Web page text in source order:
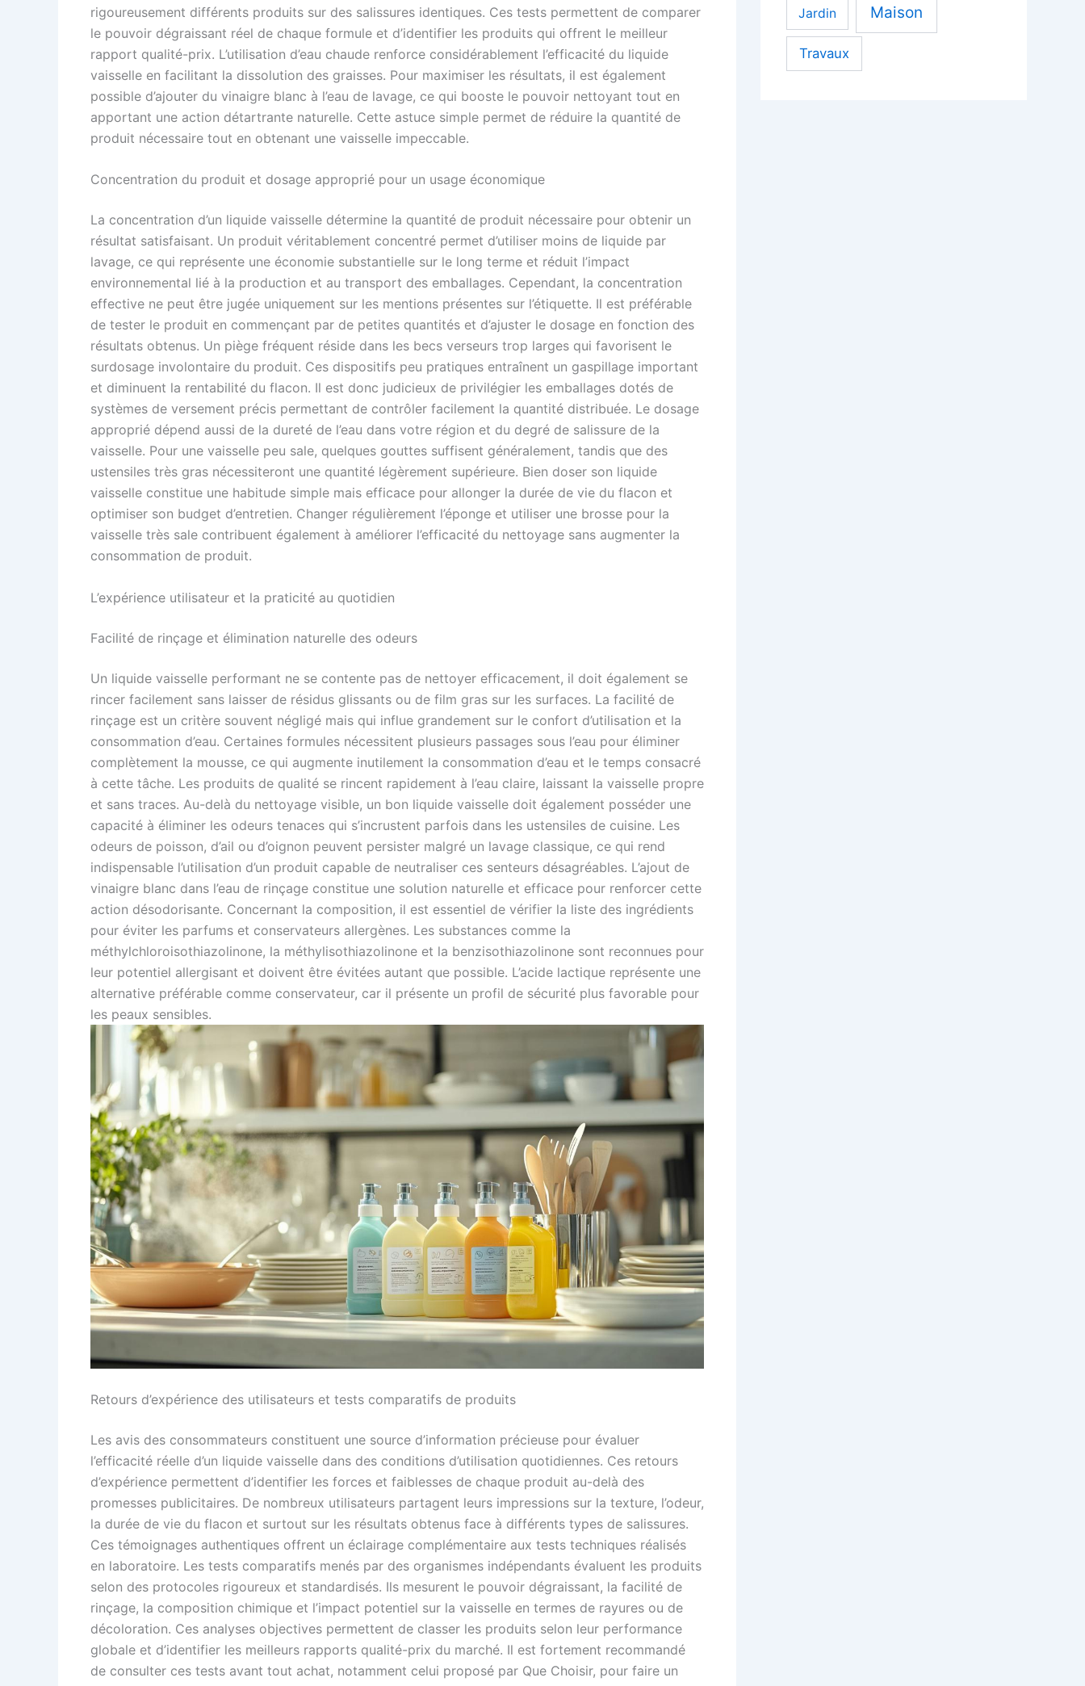
rigoureusement différents produits sur des salissures identiques. Ces tests permettent de comparer
le pouvoir dégraissant réel de chaque formule et d’identifier les produits qui offrent le meilleur
rapport qualité-prix. L’utilisation d’eau chaude renforce considérablement l’efficacité du liquide
vaisselle en facilitant la dissolution des graisses. Pour maximiser les résultats, il est également
possible d’ajouter du vinaigre blanc à l’eau de lavage, ce qui booste le pouvoir nettoyant tout en
apportant une action détartrante naturelle. Cette astuce simple permet de réduire la quantité de
produit nécessaire tout en obtenant une vaisselle impeccable.
Concentration du produit et dosage approprié pour un usage économique
La concentration d’un liquide vaisselle détermine la quantité de produit nécessaire pour obtenir un
résultat satisfaisant. Un produit véritablement concentré permet d’utiliser moins de liquide par
lavage, ce qui représente une économie substantielle sur le long terme et réduit l’impact
environnemental lié à la production et au transport des emballages. Cependant, la concentration
effective ne peut être jugée uniquement sur les mentions présentes sur l’étiquette. Il est préférable
de tester le produit en commençant par de petites quantités et d’ajuster le dosage en fonction des
résultats obtenus. Un piège fréquent réside dans les becs verseurs trop larges qui favorisent le
surdosage involontaire du produit. Ces dispositifs peu pratiques entraînent un gaspillage important
et diminuent la rentabilité du flacon. Il est donc judicieux de privilégier les emballages dotés de
systèmes de versement précis permettant de contrôler facilement la quantité distribuée. Le dosage
approprié dépend aussi de la dureté de l’eau dans votre région et du degré de salissure de la
vaisselle. Pour une vaisselle peu sale, quelques gouttes suffisent généralement, tandis que des
ustensiles très gras nécessiteront une quantité légèrement supérieure. Bien doser son liquide
vaisselle constitue une habitude simple mais efficace pour allonger la durée de vie du flacon et
optimiser son budget d’entretien. Changer régulièrement l’éponge et utiliser une brosse pour la
vaisselle très sale contribuent également à améliorer l’efficacité du nettoyage sans augmenter la
consommation de produit.
L’expérience utilisateur et la praticité au quotidien
Facilité de rinçage et élimination naturelle des odeurs
Un liquide vaisselle performant ne se contente pas de nettoyer efficacement, il doit également se
rincer facilement sans laisser de résidus glissants ou de film gras sur les surfaces. La facilité de
rinçage est un critère souvent négligé mais qui influe grandement sur le confort d’utilisation et la
consommation d’eau. Certaines formules nécessitent plusieurs passages sous l’eau pour éliminer
complètement la mousse, ce qui augmente inutilement la consommation d’eau et le temps consacré
à cette tâche. Les produits de qualité se rincent rapidement à l’eau claire, laissant la vaisselle propre
et sans traces. Au-delà du nettoyage visible, un bon liquide vaisselle doit également posséder une
capacité à éliminer les odeurs tenaces qui s’incrustent parfois dans les ustensiles de cuisine. Les
odeurs de poisson, d’ail ou d’oignon peuvent persister malgré un lavage classique, ce qui rend
indispensable l’utilisation d’un produit capable de neutraliser ces senteurs désagréables. L’ajout de
vinaigre blanc dans l’eau de rinçage constitue une solution naturelle et efficace pour renforcer cette
action désodorisante. Concernant la composition, il est essentiel de vérifier la liste des ingrédients
pour éviter les parfums et conservateurs allergènes. Les substances comme la
méthylchloroisothiazolinone, la méthylisothiazolinone et la benzisothiazolinone sont reconnues pour
leur potentiel allergisant et doivent être évitées autant que possible. L’acide lactique représente une
alternative préférable comme conservateur, car il présente un profil de sécurité plus favorable pour
les peaux sensibles.
Retours d’expérience des utilisateurs et tests comparatifs de produits
Les avis des consommateurs constituent une source d’information précieuse pour évaluer
l’efficacité réelle d’un liquide vaisselle dans des conditions d’utilisation quotidiennes. Ces retours
d’expérience permettent d’identifier les forces et faiblesses de chaque produit au-delà des
promesses publicitaires. De nombreux utilisateurs partagent leurs impressions sur la texture, l’odeur,
la durée de vie du flacon et surtout sur les résultats obtenus face à différents types de salissures.
Ces témoignages authentiques offrent un éclairage complémentaire aux tests techniques réalisés
en laboratoire. Les tests comparatifs menés par des organismes indépendants évaluent les produits
selon des protocoles rigoureux et standardisés. Ils mesurent le pouvoir dégraissant, la facilité de
rinçage, la composition chimique et l’impact potentiel sur la vaisselle en termes de rayures ou de
décoloration. Ces analyses objectives permettent de classer les produits selon leur performance
globale et d’identifier les meilleurs rapports qualité-prix du marché. Il est fortement recommandé
de consulter ces tests avant tout achat, notamment celui proposé par Que Choisir, pour faire un
Jardin Maison
Travaux